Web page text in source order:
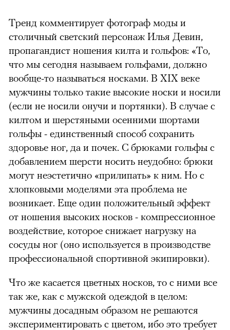
Тренд комментирует фотограф моды и
столичный светский персонаж Илья Девин,
пропагандист ношения килта и гольфов: «То,
что мы сегодня называем гольфами, должно
вообще-то называться носками. В XIX веке
мужчины только такие высокие носки и носили
(если не носили онучи и портянки). В случае с
килтом и шерстяными осенними шортами
гольфы - единственный способ сохранить
здоровье ног, да и почек. С брюками гольфы с
добавлением шерсти носить неудобно: брюки
могут неэстетично «прилипать» к ним. Но с
хлопковыми моделями эта проблема не
возникает. Еще один положительный эффект
от ношения высоких носков - компрессионное
воздействие, которое снижает нагрузку на
сосуды ног (оно используется в производстве
профессиональной спортивной экипировки).
Что же касается цветных носков, то с ними все
так же, как с мужской одеждой в целом:
мужчины досадным образом не решаются
экспериментировать с цветом, ибо это требует